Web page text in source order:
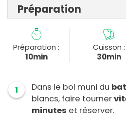
Préparation
Préparation :
10min
Cuisson :
30min
1 Dans le bol muni du
blancs, faire tourner
minutes et réserver.